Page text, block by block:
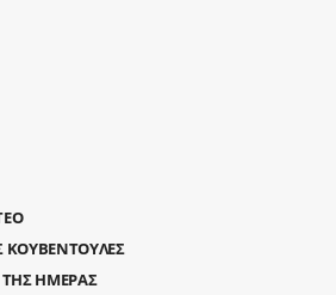
ΚΟΥΒΕΝΤΟΥΛΕΣ
ΗΜΕΡΑΣ